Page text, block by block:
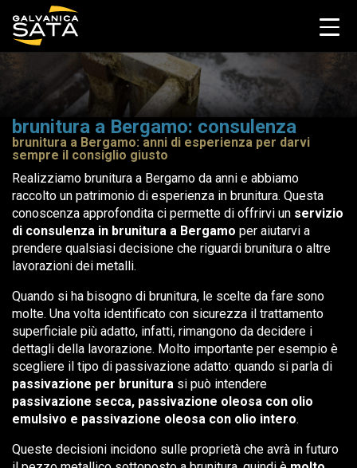
brunitura a Bergamo: consulenza
brunitura a Bergamo: anni di esperienza per darvi
sempre il consiglio giusto
Realizziamo brunitura a Bergamo da anni e abbiamo
raccolto un patrimonio di esperienza in brunitura. Questa
conoscenza approfondita ci permette di offrirvi un servizio
di consulenza in brunitura a Bergamo per aiutarvi a
prendere qualsiasi decisione che riguardi brunitura o altre
lavorazioni dei metalli.
Quando si ha bisogno di brunitura, le scelte da fare sono
molte. Una volta identificato con sicurezza il trattamento
superficiale più adatto, infatti, rimangono da decidere i
dettagli della lavorazione. Molto importante per esempio è
scegliere il tipo di passivazione adatto: quando si parla di
passivazione per brunitura si può intendere
passivazione secca, passivazione oleosa con olio
emulsivo e passivazione oleosa con olio intero.
Queste decisioni incidono sulle proprietà che avrà in futuro